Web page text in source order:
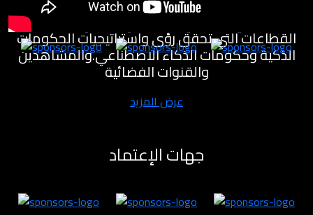
والصناعي والصحي والسياحي والفني وغيره من
القطاعات التي تحقق رؤى واستراتيجيات الحكومات
الذكية وحكومات الذكاء الاصطناعي.والمشاهدين
والقنوات الفضائية
عرض المزيد
جهات الإعتماد